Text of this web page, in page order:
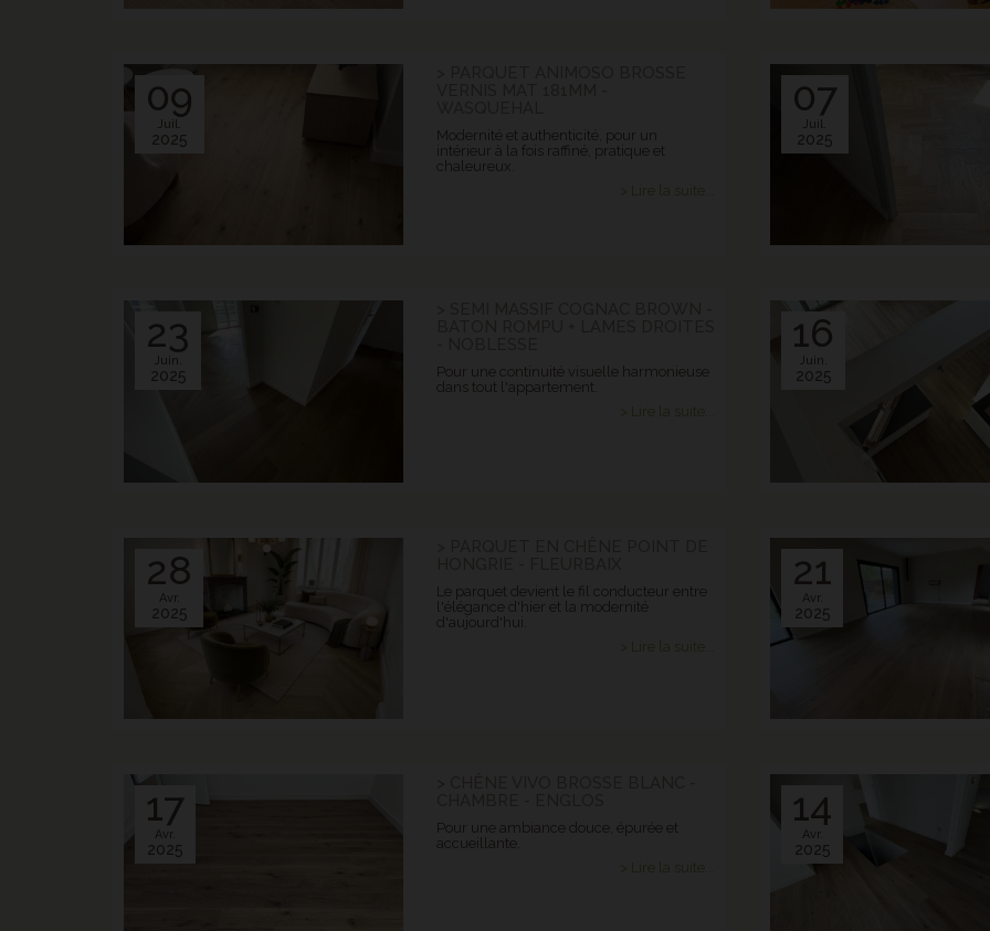
09
Juil.
2025
Modernité et authenticité, pour un
intérieur à la fois raffiné, pratique et
chaleureux.
> Lire la suite...
07
Juil.
2025
23
Juin.
2025
Pour une continuité visuelle harmonieuse
dans tout l'appartement.
> Lire la suite...
16
Juin.
2025
28
Avr.
2025
Le parquet devient le fil conducteur entre
l'élégance d'hier et la modernité
d'aujourd'hui.
> Lire la suite...
21
Avr.
2025
17
Avr.
2025
Pour une ambiance douce, épurée et
accueillante.
> Lire la suite...
14
Avr.
2025